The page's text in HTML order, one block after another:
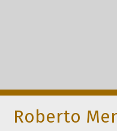
Roberto